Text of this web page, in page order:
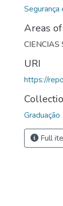
Areas
CIENCIAS
URI
https://
Graduação
Full